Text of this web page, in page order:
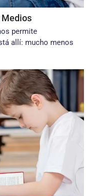
Medios
permite
allí: mucho menos